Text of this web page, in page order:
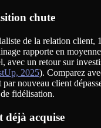
chute
de la relation client,
rapporte en
avec un retour sur
2025). Comparez
nouveau client
fidélisation.
déjà acquise